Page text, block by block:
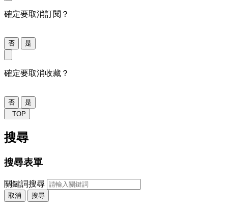
確定要取消訂閱？
否 是
確定要取消收藏？
否
是
TOP
搜尋
搜尋表單
關鍵詞搜尋
取消 搜尋